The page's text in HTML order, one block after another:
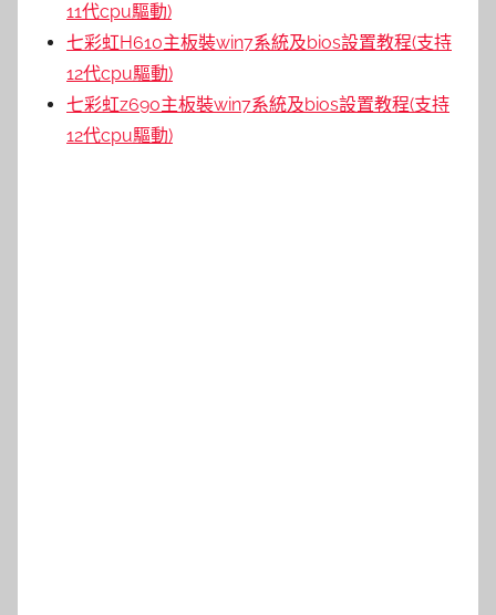
11代cpu驅動)
七彩虹H610主板裝win7系統及bios設置教程(支持
12代cpu驅動)
七彩虹z690主板裝win7系統及bios設置教程(支持
12代cpu驅動)